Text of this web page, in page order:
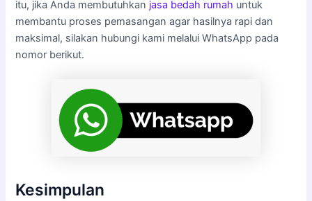
itu, jika Anda membutuhkan jasa bedah rumah untuk
membantu proses pemasangan agar hasilnya rapi dan
maksimal, silakan hubungi kami melalui WhatsApp pada
nomor berikut.
Kesimpulan